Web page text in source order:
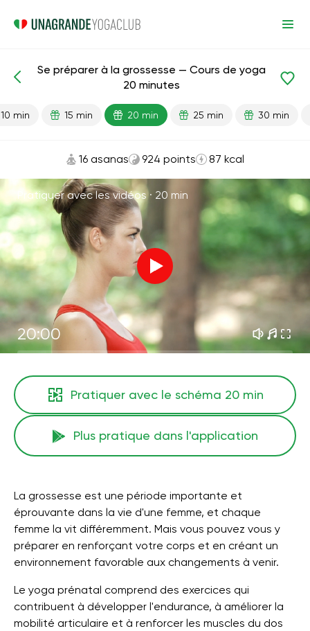
Grossesse
Se préparer à la grossesse — Cours de yoga
20 minutes
10 min 15 min 20 min 25 min 30 min
16 asanas 924 points 87 kcal
Pratiquer avec les vidéos · 20 min
20:00
Pratiquer avec le schéma 20 min
Plus pratique dans l'application
La grossesse est une période importante et
éprouvante dans la vie d'une femme, et chaque
femme la vit différemment. Mais vous pouvez vous y
préparer en renforçant votre corps et en créant un
environnement favorable aux changements à venir.
Le yoga prénatal comprend des exercices qui
contribuent à développer l'endurance, à améliorer la
mobilité articulaire et à renforcer les muscles du dos